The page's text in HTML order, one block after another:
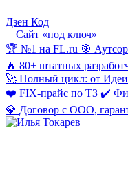
Дзен Код
Сайт «под ключ»
🏆 №1 на FL.ru 🎯
🔥 80+ штатных
🚀 Полный цикл: от
❤️ FIX-прайс по ТЗ ✔️
💎 Договор c ООО,